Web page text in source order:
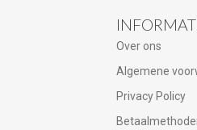
Over ons
Algemene
Privacy Policy